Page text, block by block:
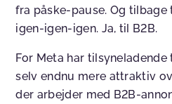
fra påske-pause. Og
igen-igen-igen. Ja, til B2B.
For Meta har
selv endnu mere attraktiv
der arbejder med B2B-